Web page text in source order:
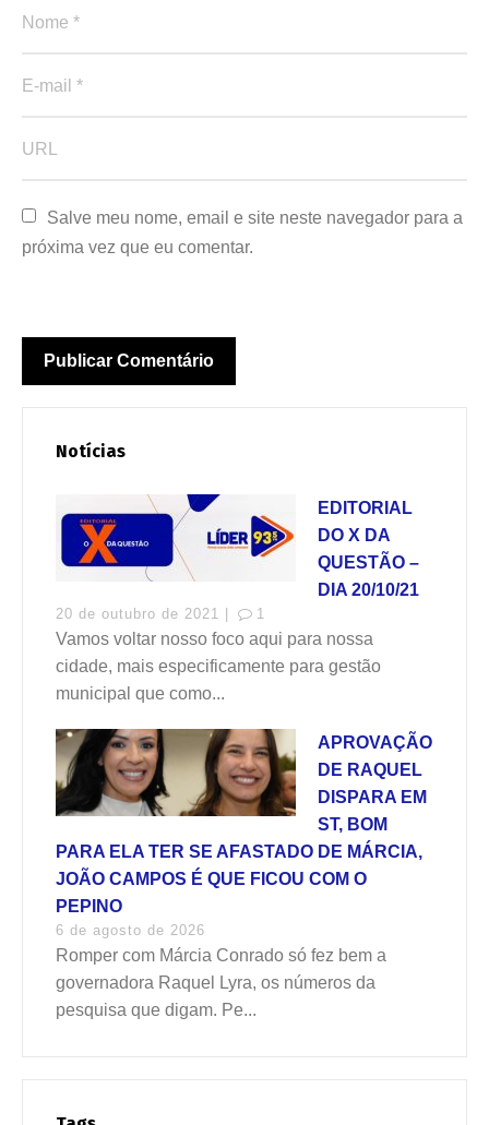
Salve meu nome, email e site neste navegador para a
próxima vez que eu comentar.
Notícias
EDITORIAL
DO X DA
QUESTÃO –
DIA 20/10/21
20 de outubro de 2021 | 1
Vamos voltar nosso foco aqui para nossa
cidade, mais especificamente para gestão
municipal que como...
APROVAÇÃO
DE RAQUEL
DISPARA EM
ST, BOM
PARA ELA TER SE AFASTADO DE MÁRCIA,
JOÃO CAMPOS É QUE FICOU COM O
PEPINO
6 de agosto de 2026
Romper com Márcia Conrado só fez bem a
governadora Raquel Lyra, os números da
pesquisa que digam. Pe...